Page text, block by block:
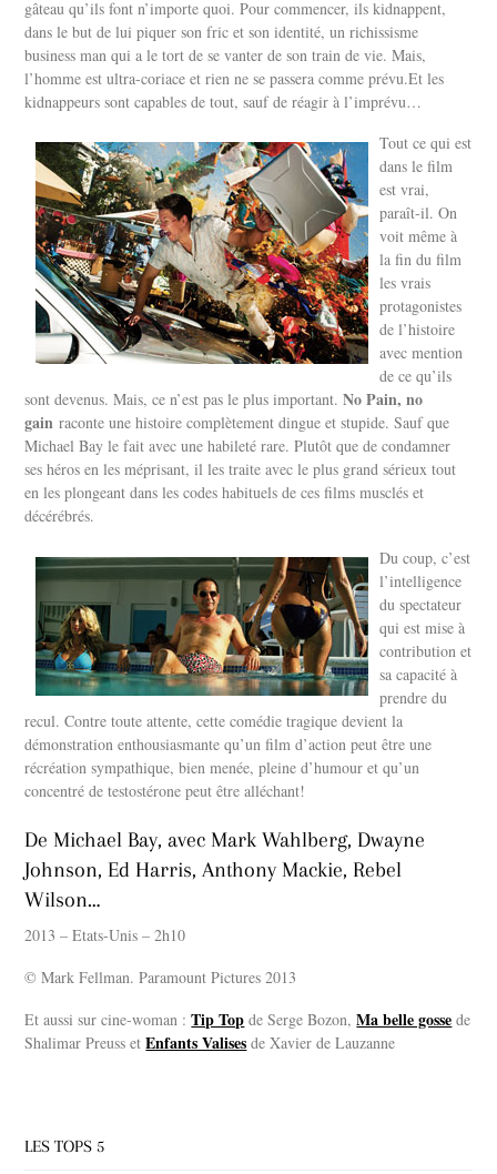
gâteau qu’ils font n’importe quoi. Pour commencer, ils kidnappent,
dans le but de lui piquer son fric et son identité, un richissisme
business man qui a le tort de se vanter de son train de vie. Mais,
l’homme est ultra-coriace et rien ne se passera comme prévu.Et les
kidnappeurs sont capables de tout, sauf de réagir à l’imprévu…
Tout ce qui est
dans le film
est vrai,
paraît-il. On
voit même à
la fin du film
les vrais
protagonistes
de l’histoire
avec mention
de ce qu’ils
sont devenus. Mais, ce n’est pas le plus important.No Pain, no
gain raconte une histoire complètement dingue et stupide. Sauf que
Michael Bay le fait avec une habileté rare. Plutôt que de condamner
ses héros en les méprisant, il les traite avec le plus grand sérieux tout
en les plongeant dans les codes habituels de ces films musclés et
décérébrés.
Du coup, c’est
l’intelligence
du spectateur
qui est mise à
contribution et
sa capacité à
prendre du
recul. Contre toute attente, cette comédie tragique devient la
démonstration enthousiasmante qu’un film d’action peut être une
récréation sympathique, bien menée, pleine d’humour et qu’un
concentré de testostérone peut être alléchant!
De Michael Bay, avec Mark Wahlberg, Dwayne
Johnson, Ed Harris, Anthony Mackie, Rebel
Wilson…
2013 – Etats-Unis – 2h10
© Mark Fellman. Paramount Pictures 2013
Et aussi sur cine-woman :Tip Top de Serge Bozon, Ma belle gosse de
Shalimar Preuss etEnfants Valises de Xavier de Lauzanne
LES TOPS 5